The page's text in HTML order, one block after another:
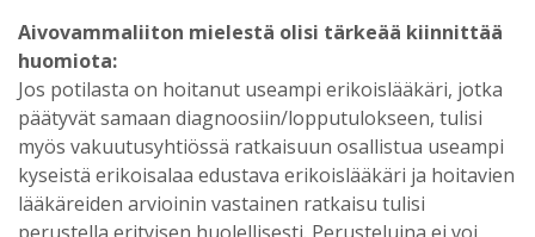
Aivovammaliiton mielestä olisi tärkeää kiinnittää
huomiota:
Jos potilasta on hoitanut useampi erikoislääkäri, jotka
päätyvät samaan diagnoosiin/lopputulokseen, tulisi
myös vakuutusyhtiössä ratkaisuun osallistua useampi
kyseistä erikoisalaa edustava erikoislääkäri ja hoitavien
lääkäreiden arvioinin vastainen ratkaisu tulisi